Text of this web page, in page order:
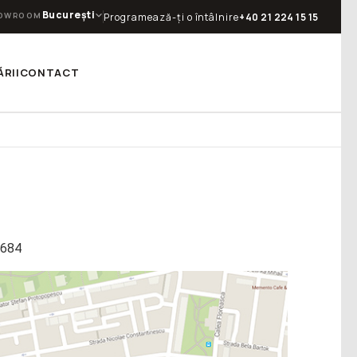
București Programează-ți o întâlnire+40 21 224 15 15
CONTACT